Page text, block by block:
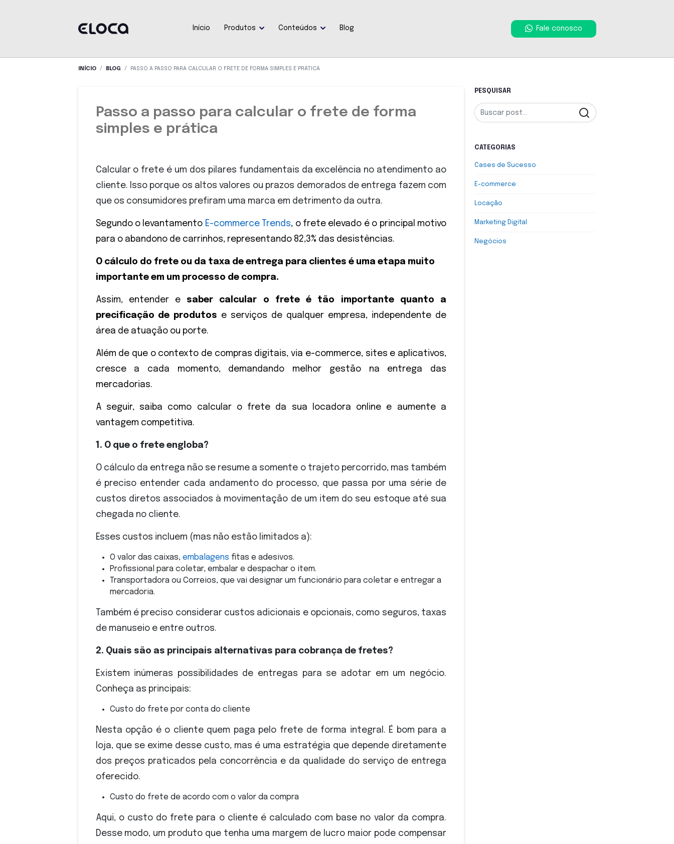
Início Produtos Conteúdos Blog Fale conosco
INÍCIO BLOG PASSO A PASSO PARA CALCULAR O FRETE DE FORMA SIMPLES E PRÁTICA
Passo a passo para calcular o frete de forma
simples e prática
Calcular o frete é um dos pilares fundamentais da excelência no atendimento ao
cliente. Isso porque os altos valores ou prazos demorados de entrega fazem com
que os consumidores prefiram uma marca em detrimento da outra.
Segundo o levantamento E-commerce Trends, o frete elevado é o principal motivo
para o abandono de carrinhos, representando 82,3% das desistências.
O cálculo do frete ou da taxa de entrega para clientes é uma etapa muito
importante em um processo de compra.
Assim, entender e saber calcular o frete é tão importante quanto a
precificação de produtos e serviços de qualquer empresa, independente de
área de atuação ou porte.
Além de que o contexto de compras digitais, via e-commerce, sites e aplicativos,
cresce a cada momento, demandando melhor gestão na entrega das
mercadorias.
A seguir, saiba como calcular o frete da sua locadora online e aumente a
vantagem competitiva.
1. O que o frete engloba?
O cálculo da entrega não se resume a somente o trajeto percorrido, mas também
é preciso entender cada andamento do processo, que passa por uma série de
custos diretos associados à movimentação de um item do seu estoque até sua
chegada no cliente.
Esses custos incluem (mas não estão limitados a):
O valor das caixas, embalagens fitas e adesivos.
Profissional para coletar, embalar e despachar o item.
Transportadora ou Correios, que vai designar um funcionário para coletar e entregar a
mercadoria.
Também é preciso considerar custos adicionais e opcionais, como seguros, taxas
de manuseio e entre outros.
2. Quais são as principais alternativas para cobrança de fretes?
Existem inúmeras possibilidades de entregas para se adotar em um negócio.
Conheça as principais:
Custo do frete por conta do cliente
Nesta opção é o cliente quem paga pelo frete de forma integral. É bom para a
loja, que se exime desse custo, mas é uma estratégia que depende diretamente
dos preços praticados pela concorrência e da qualidade do serviço de entrega
oferecido.
Custo do frete de acordo com o valor da compra
Aqui, o custo do frete para o cliente é calculado com base no valor da compra.
Desse modo, um produto que tenha uma margem de lucro maior pode compensar
PESQUISAR
CATEGORIAS
Cases de Sucesso
E-commerce
Locação
Marketing Digital
Negócios